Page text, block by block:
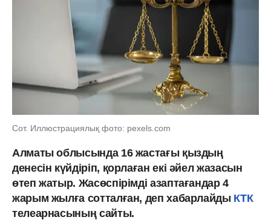
Сот. Иллюстрациялық фото: pexels.com
Алматы облысында 16 жастағы қыздың
денесін күйдіріп, қорлаған екі әйел жазасын
өтеп жатыр. Жасөспірімді азаптағандар 4
жарым жылға сотталған, деп хабарлайды КТК
телеарнасының сайты.